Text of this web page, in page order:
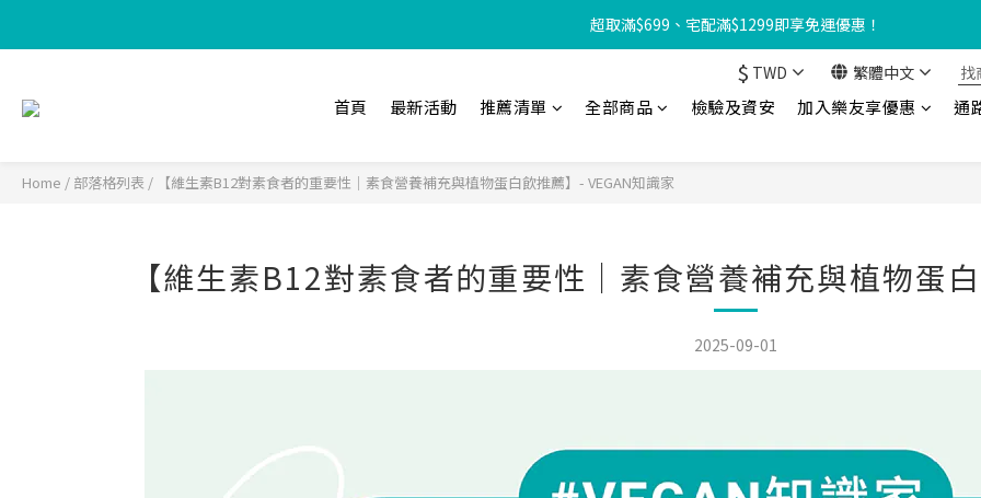
【8月限定⏰】玩遊戲換好禮🎁 豆豆夏令營 等你來報名‼️
超取滿$699、宅配滿$1299即享免運優惠！
【加入樂友享優惠‼️】現在加入會員立享入會禮金 $100，再享全館消費 2% 購物
【8月限定⏰】玩遊戲換好禮🎁 豆豆夏令營 等你來報名‼️
$ TWD 繁體中文
首頁 最新活動 推薦清單 全部商品 檢驗及資安 加入樂友享優惠 通
Home / 部落格列表 / 【維生素B12對素食者的重要性｜素食營養補充與植物蛋白飲推薦】- VEGAN知識家
【維生素B12對素食者的重要性｜素食營養補充與植物蛋
2025-09-01